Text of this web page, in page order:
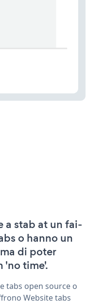
a stab at un fai-
o hanno un
di poter
'no time'.
tabs open source o
Website tabs